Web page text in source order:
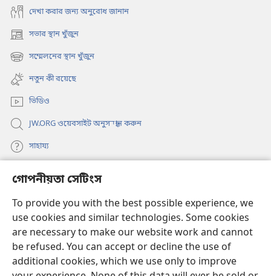
গোপনীয়তা সেটিংস
To provide you with the best possible experience, we
use cookies and similar technologies. Some cookies
are necessary to make our website work and cannot
be refused. You can accept or decline the use of
additional cookies, which we use only to improve
দেখা করার জন্য অনুরোধ জানান
সভার স্থান খুঁজুন
(opens
new
window)
সম্মেলনের স্থান খুঁজুন
(opens
new
window)
নতুন কী রয়েছে
ভিডিও
JW.ORG ওয়েবসাইট অনুসন্ধান করুন
সাহায্য
দান
(opens
window)
ওয়াচটাওয়ার অনলাইন লাইব্রেরি
(opens
new
®
(opens
new
window)JW লাইব্রেরি অ্যাপ